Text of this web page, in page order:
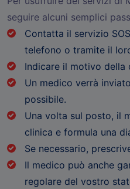
seguire alcuni semplici
Contatta il servizio
telefono o tramite il
Indicare il motivo della
Un medico verrà
possibile.
Una volta sul posto, il
clinica e formula una
Se necessario,
Il medico può anche
regolare del vostro